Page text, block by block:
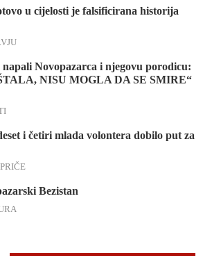
u cijelosti je falsificirana historija
Novopazarca i njegovu porodicu:
NISU MOGLA DA SE SMIRE“
i četiri mlada volontera dobilo put za
Bezistan